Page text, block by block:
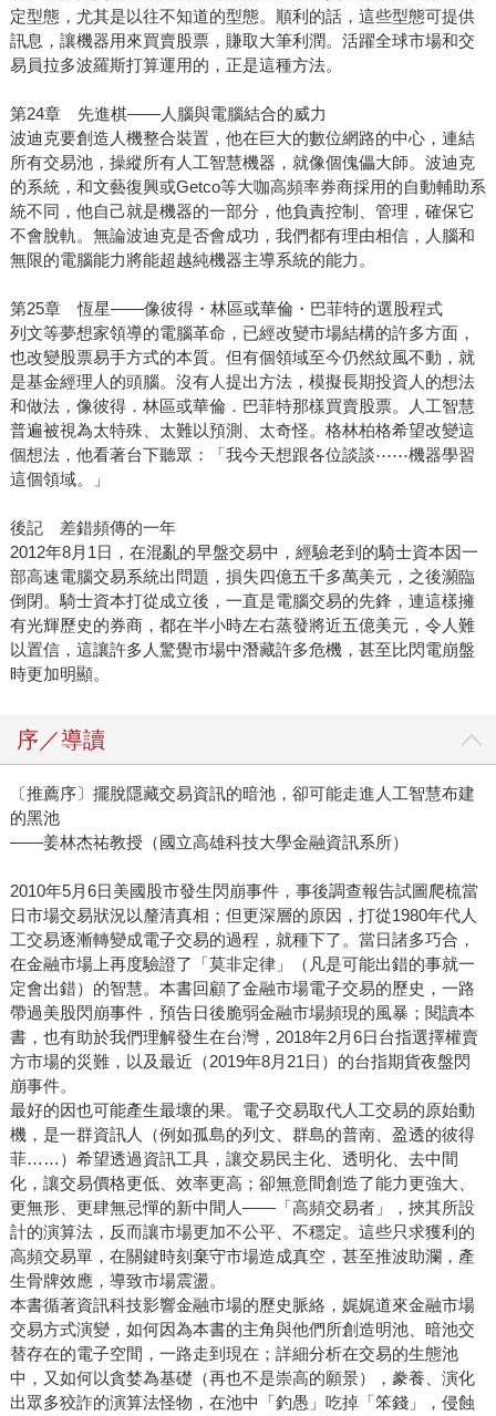
定型態，尤其是以往不知道的型態。順利的話，這些型態可提供
訊息，讓機器用來買賣股票，賺取大筆利潤。活躍全球市場和交
易員拉多波羅斯打算運用的，正是這種方法。
第24章 先進棋——人腦與電腦結合的威力
波迪克要創造人機整合裝置，他在巨大的數位網路的中心，連結
所有交易池，操縱所有人工智慧機器，就像個傀儡大師。波迪克
的系統，和文藝復興或Getco等大咖高頻率券商採用的自動輔助系
統不同，他自己就是機器的一部分，他負責控制、管理，確保它
不會脫軌。無論波迪克是否會成功，我們都有理由相信，人腦和
無限的電腦能力將能超越純機器主導系統的能力。
第25章 恆星——像彼得・林區或華倫・巴菲特的選股程式
列文等夢想家領導的電腦革命，已經改變市場結構的許多方面，
也改變股票易手方式的本質。但有個領域至今仍然紋風不動，就
是基金經理人的頭腦。沒有人提出方法，模擬長期投資人的想法
和做法，像彼得．林區或華倫．巴菲特那樣買賣股票。人工智慧
普遍被視為太特殊、太難以預測、太奇怪。格林柏格希望改變這
個想法，他看著台下聽眾：「我今天想跟各位談談⋯⋯機器學習
這個領域。」
後記 差錯頻傳的一年
2012年8月1日，在混亂的早盤交易中，經驗老到的騎士資本因一
部高速電腦交易系統出問題，損失四億五千多萬美元，之後瀕臨
倒閉。騎士資本打從成立後，一直是電腦交易的先鋒，連這樣擁
有光輝歷史的券商，都在半小時左右蒸發將近五億美元，令人難
以置信，這讓許多人驚覺市場中潛藏許多危機，甚至比閃電崩盤
時更加明顯。
序／導讀
〔推薦序〕擺脫隱藏交易資訊的暗池，卻可能走進人工智慧布建
的黑池
——姜林杰祐教授（國立高雄科技大學金融資訊系所）
2010年5月6日美國股市發生閃崩事件，事後調查報告試圖爬梳當
日市場交易狀況以釐清真相；但更深層的原因，打從1980年代人
工交易逐漸轉變成電子交易的過程，就種下了。當日諸多巧合，
在金融市場上再度驗證了「莫非定律」（凡是可能出錯的事就一
定會出錯）的智慧。本書回顧了金融市場電子交易的歷史，一路
帶過美股閃崩事件，預告日後脆弱金融市場頻現的風暴；閱讀本
書，也有助於我們理解發生在台灣，2018年2月6日台指選擇權賣
方市場的災難，以及最近（2019年8月21日）的台指期貨夜盤閃
崩事件。
最好的因也可能產生最壞的果。電子交易取代人工交易的原始動
機，是一群資訊人（例如孤島的列文、群島的普南、盈透的彼得
菲……）希望透過資訊工具，讓交易民主化、透明化、去中間
化，讓交易價格更低、效率更高；卻無意間創造了能力更強大、
更無形、更肆無忌憚的新中間人——「高頻交易者」，挾其所設
計的演算法，反而讓市場更加不公平、不穩定。這些只求獲利的
高頻交易單，在關鍵時刻棄守市場造成真空，甚至推波助瀾，產
生骨牌效應，導致市場震盪。
本書循著資訊科技影響金融市場的歷史脈絡，娓娓道來金融市場
交易方式演變，如何因為本書的主角與他們所創造明池、暗池交
替存在的電子空間，一路走到現在；詳細分析在交易的生態池
中，又如何以貪婪為基礎（再也不是崇高的願景），豢養、演化
出眾多狡詐的演算法怪物，在池中「釣愚」吃掉「笨錢」，侵蝕